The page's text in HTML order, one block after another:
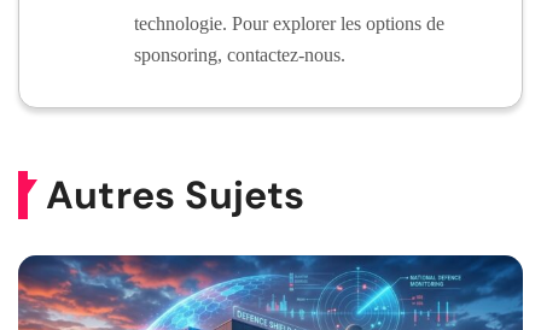
technologie. Pour explorer les options de
sponsoring, contactez-nous.
Autres Sujets